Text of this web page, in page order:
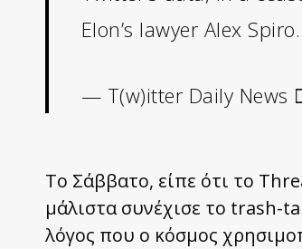
Elon’s lawyer Alex Spiro.
— T(w)itter Daily News
Το Σάββατο, είπε ότι το
μάλιστα συνέχισε το trash-
λόγος που ο κόσμος